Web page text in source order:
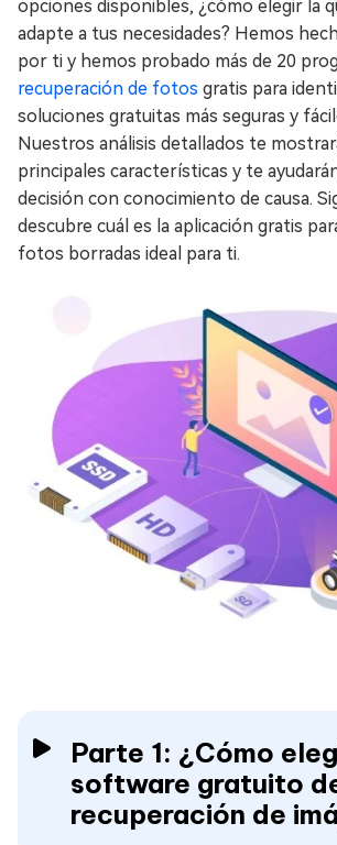
opciones disponibles, ¿cómo elegir la
adapte a tus necesidades? Hemos
por ti y hemos probado más de 20
recuperación de fotos gratis para
soluciones gratuitas más seguras y
Nuestros análisis detallados te
principales características y te
decisión con conocimiento de causa.
descubre cuál es la aplicación gratis
fotos borradas ideal para ti.
Parte 1: ¿Cómo
software gratuito
recuperación de